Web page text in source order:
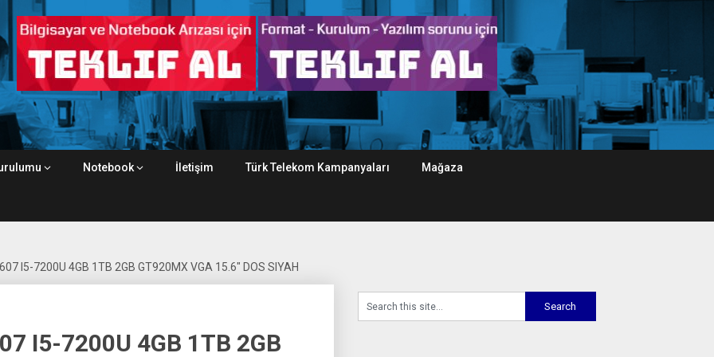
Notebook İletişim Türk Telekom Kampanyaları Mağaza
I5-7200U 4GB 1TB 2GB GT920MX VGA 15.6″ DOS SIYAH
I5-7200U 4GB 1TB 2GB